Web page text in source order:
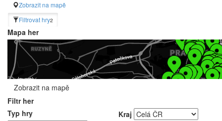
Zobrazit na mapě
Filtrovat hry2
Mapa her
Zobrazit na mapě
Filtr her
Typ hry
Kraj